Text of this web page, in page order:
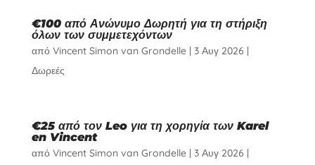
€100 από Ανώνυμο Δωρητή για τη στήριξη
όλων των συμμετεχόντων
από Vincent Simon van Grondelle| 3 Αυγ 2026 |
Δωρεές
€25 από τον Leo για τη χορηγία των Karel
en Vincent
από Vincent Simon van Grondelle| 3 Αυγ 2026 |